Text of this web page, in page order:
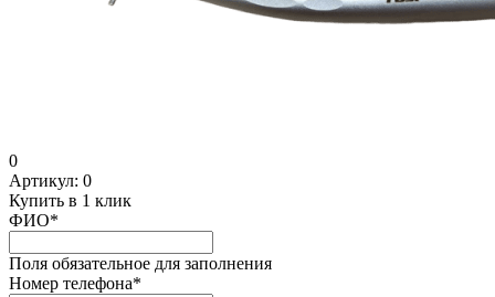
0
Артикул: 0
Купить в 1 клик
ФИО*
Поля обязательное для заполнения
Номер телефона*